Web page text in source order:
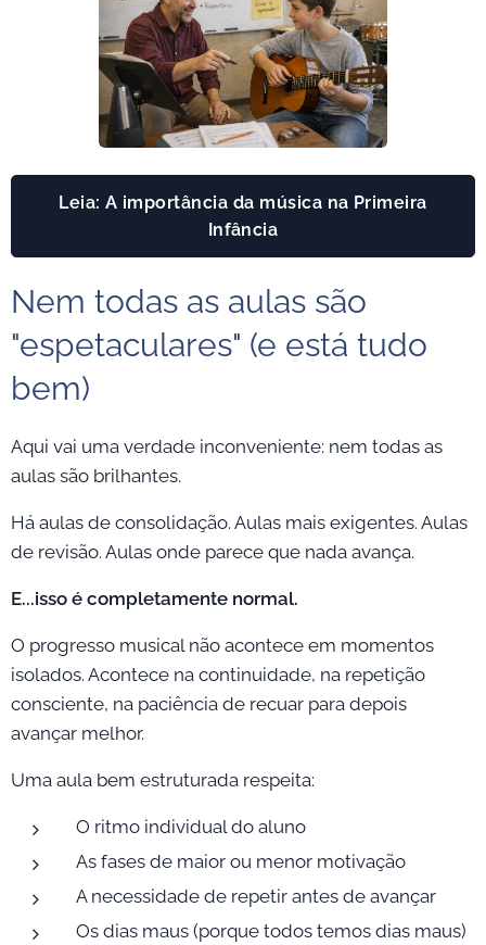
Leia: A importância da música na Primeira
Infância
Nem todas as aulas são
"espetaculares" (e está tudo
bem)
Aqui vai uma verdade inconveniente: nem todas as
aulas são brilhantes.
Há aulas de consolidação. Aulas mais exigentes. Aulas
de revisão. Aulas onde parece que nada avança.
E...isso é completamente normal.
O progresso musical não acontece em momentos
isolados. Acontece na continuidade, na repetição
consciente, na paciência de recuar para depois
avançar melhor.
Uma aula bem estruturada respeita:
O ritmo individual do aluno
As fases de maior ou menor motivação
A necessidade de repetir antes de avançar
Os dias maus (porque todos temos dias maus)